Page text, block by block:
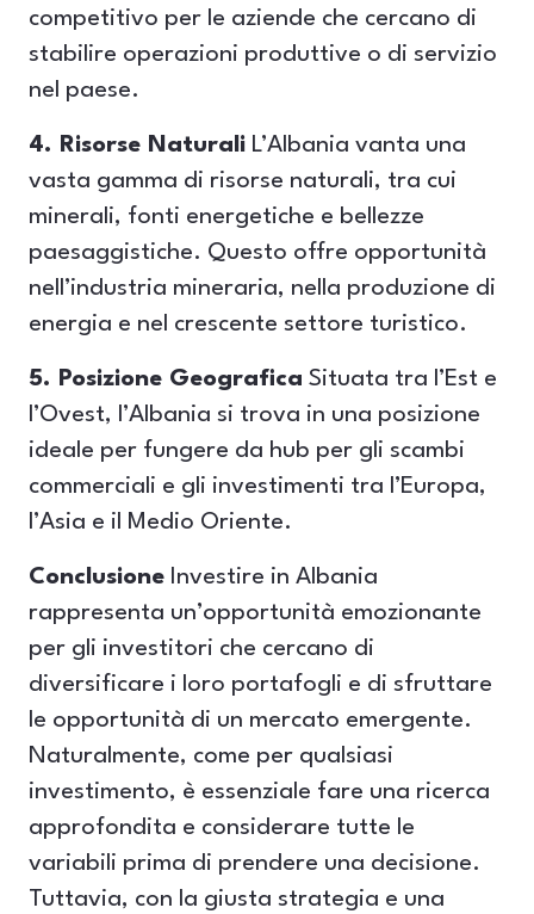
competitivo per le aziende che cercano di
stabilire operazioni produttive o di servizio
nel paese.
4. Risorse Naturali L’Albania vanta una
vasta gamma di risorse naturali, tra cui
minerali, fonti energetiche e bellezze
paesaggistiche. Questo offre opportunità
nell’industria mineraria, nella produzione di
energia e nel crescente settore turistico.
5. Posizione Geografica Situata tra l’Est e
l’Ovest, l’Albania si trova in una posizione
ideale per fungere da hub per gli scambi
commerciali e gli investimenti tra l’Europa,
l’Asia e il Medio Oriente.
Conclusione Investire in Albania
rappresenta un’opportunità emozionante
per gli investitori che cercano di
diversificare i loro portafogli e di sfruttare
le opportunità di un mercato emergente.
Naturalmente, come per qualsiasi
investimento, è essenziale fare una ricerca
approfondita e considerare tutte le
variabili prima di prendere una decisione.
Tuttavia, con la giusta strategia e una